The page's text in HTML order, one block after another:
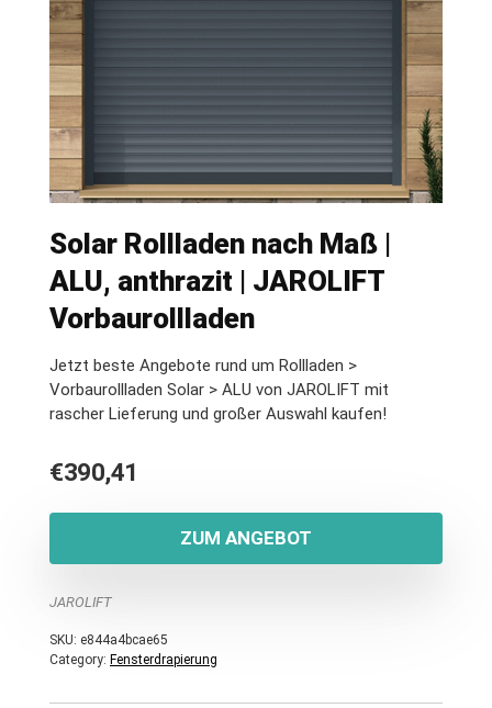
Solar Rollladen nach Maß |
ALU, anthrazit | JAROLIFT
Vorbaurollladen
Jetzt beste Angebote rund um Rollladen >
Vorbaurollladen Solar > ALU von JAROLIFT mit
rascher Lieferung und großer Auswahl kaufen!
€390,41
ZUM ANGEBOT
JAROLIFT
SKU: e844a4bcae65
Category: Fensterdrapierung